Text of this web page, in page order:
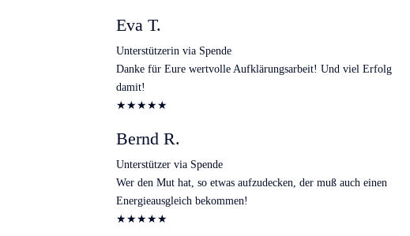
Eva T.
Unterstützerin via Spende
Danke für Eure wertvolle Aufklärungsarbeit! Und viel Erfolg
damit!
★★★★★
Bernd R.
Unterstützer via Spende
Wer den Mut hat, so etwas aufzudecken, der muß auch einen
Energieausgleich bekommen!
★★★★★